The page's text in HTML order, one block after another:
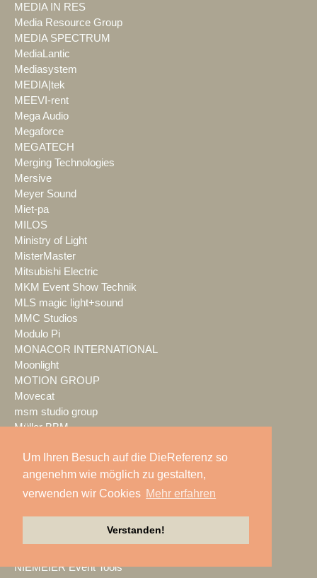
Um Ihren Besuch auf die DieReferenz so
angenehm wie möglich zu gestalten,
verwenden wir Cookies Mehr erfahren
Verstanden!
MEDIA IN RES
Media Resource Group
MEDIA SPECTRUM
MediaLantic
Mediasystem
MEDIA|tek
MEEVI-rent
Mega Audio
Megaforce
MEGATECH
Merging Technologies
Mersive
Meyer Sound
Miet-pa
MILOS
Ministry of Light
MisterMaster
Mitsubishi Electric
MKM Event Show Technik
MLS magic light+sound
MMC Studios
Modulo Pi
MONACOR INTERNATIONAL
Moonlight
MOTION GROUP
Movecat
msm studio group
Müller BBM
MUTEC
NEC Display Solutions
NEEC Audio
Neumann.Berlin
NIEMEIER Event Tools